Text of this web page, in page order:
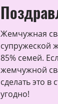
Жемчужная
супружеской
85% семей.
жемчужной
сделать это в
угодно!